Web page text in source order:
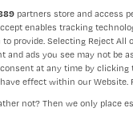
Je verdient
partners store and access
enables tracking
to provide. Selecting Reject
and ads you see may not be
at any time by clicking
effect within our Website.
not? Then we only place